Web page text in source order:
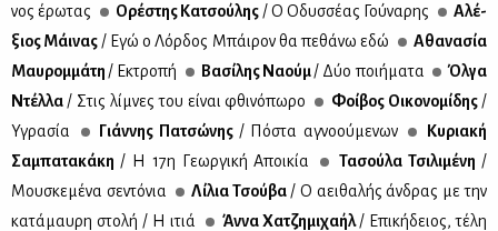
νος έρω­τας
Ορέ­στης Κα­τσού­λης / Ο Οδυσ­σέ­ας Γού­να­ρης
Αλέ­
ξιος Μάι­νας / Εγώ ο Λόρ­δος Μπάι­ρον θα πε­θά­νω εδώ
Αθα­να­σία
Μαυ­ρομ­μά­τη / Εκτρο­πή Βα­σί­λης Να­ούμ/ Δύο ποι­ή­μα­τα
Όλ­γα
Ντέλ­λα / Στις λί­μνες του εί­ναι φθι­νό­πω­ρο Φοί­βος Οι­κο­νο­μί­δης /
Υγρα­σία
Γιάν­νης Πα­τσώ­νης / Πό­στα αγνο­ού­με­νων
Κυ­ρια­κή
Σα­μπα­τα­κά­κη / Η 17η Γε­ωρ­γι­κή Αποι­κία Τα­σού­λα Τσι­λι­μέ­νη /
Μου­σκε­μέ­να σε­ντό­νια
Λί­λια Τσού­βα / Ο αει­θα­λής άν­δρας με την
κα­τά­μαυ­ρη στο­λή / Η ιτιά
Άν­να Χα­τζη­μι­χα­ήλ/ Επι­κή­δειος, τέ­λη